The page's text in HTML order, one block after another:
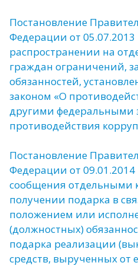
Постановление
Федерации от
распространении на
граждан ограничений,
обязанностей,
законом «О
другими федеральными
противодействия
Постановление
Федерации от
сообщения отдельными
получении подарка в
положением или
(должностных)
подарка реализации
средств, вырученных от